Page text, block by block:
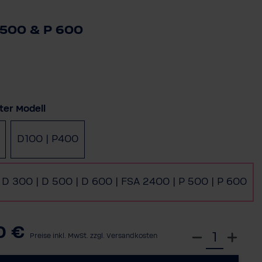
& P 600
Modell
D100 | P400
300 | D 500 | D 600 | FSA 2400 | P 500 | P 600
€ Preise inkl. MwSt. zzgl. Versandkosten
W